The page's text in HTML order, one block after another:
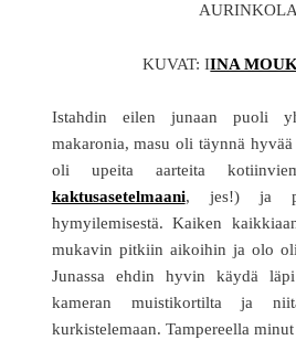
KUVAT: IINA
Istahdin eilen junaan puoli
makaronia, masu oli täynnä
oli upeita aarteita
kaktusasetelmaani, jes!) ja
hymyilemisestä. Kaiken
mukavin pitkiin aikoihin ja olo
Junassa ehdin hyvin käydä
kameran muistikortilta ja
kurkistelemaan. Tampereella